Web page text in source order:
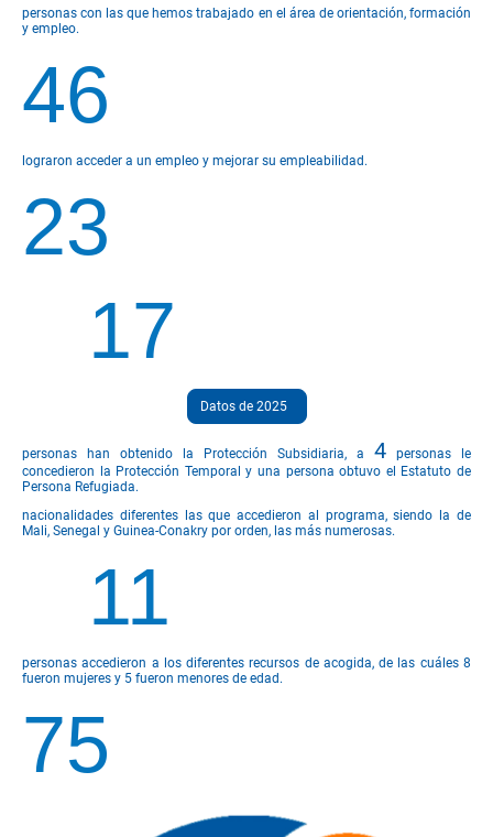
personas con las que hemos trabajado en el área de orientación, formación
y empleo.
46
lograron acceder a un empleo y mejorar su empleabilidad.
23
17
Datos de 2025
personas han obtenido la Protección Subsidiaria, a 4 personas le
concedieron la Protección Temporal y una persona obtuvo el Estatuto de
Persona Refugiada.
nacionalidades diferentes las que accedieron al programa, siendo la de
Mali, Senegal y Guinea-Conakry por orden, las más numerosas.
11
personas accedieron a los diferentes recursos de acogida, de las cuáles 8
fueron mujeres y 5 fueron menores de edad.
75